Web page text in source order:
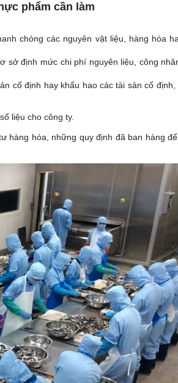
phẩm cần làm
chóng các nguyên vật liệu, hàng hóa
sở định mức chi phí nguyên liệu, công
cố định hay khấu hao các tài sản cố định,
liệu cho công ty.
hàng hóa, những quy định đã ban hàng